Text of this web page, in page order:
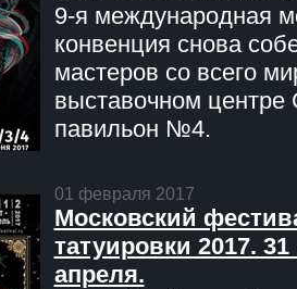
9-я международная
конвенция снова
мастеров со всего
выставочном центре
павильон №4.
01 февраля 2017
Московский
татуировки 2017. 31
апреля.